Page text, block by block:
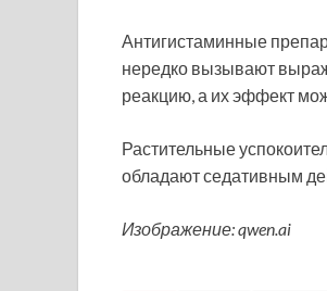
Антигистаминные
нередко вызывают
реакцию, а их эффект
Растительные
обладают седативным
Изображение: qwen.ai